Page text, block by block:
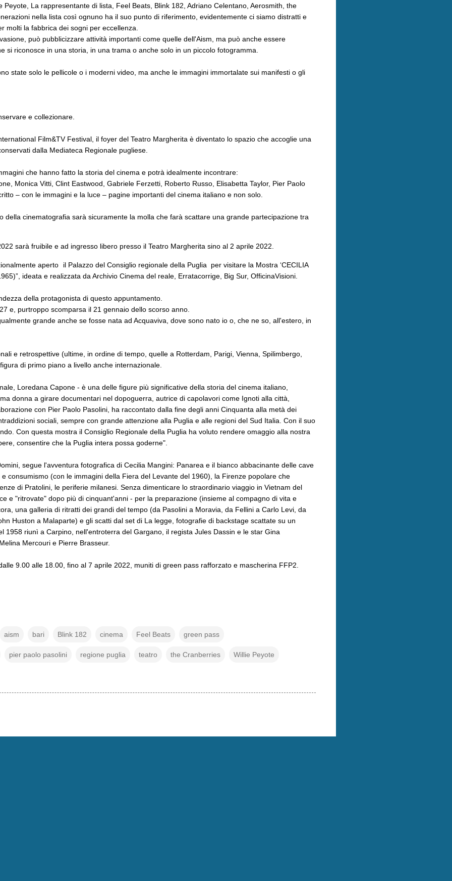
La rappresentante di lista, Feel Beats, Blink 182, Adriano Celentano, Aerosmith, the
nella lista così ognuno ha il suo punto di riferimento, evidentemente ci siamo distratti e
molti la fabbrica dei sogni per eccellenza.
può pubblicizzare attività importanti come quelle dell'Aism, ma può anche essere
si riconosce in una storia, in una trama o anche solo in un piccolo fotogramma.
state solo le pellicole o i moderni video, ma anche le immagini immortalate sui manifesti o gli
e collezionare.
Film&TV Festival, il foyer del Teatro Margherita è diventato lo spazio che accoglie una
dalla Mediateca Regionale pugliese.
che hanno fatto la storia del cinema e potrà idealmente incontrare:
Monica Vitti, Clint Eastwood, Gabriele Ferzetti, Roberto Russo, Elisabetta Taylor, Pier Paolo
– con le immagini e la luce – pagine importanti del cinema italiano e non solo.
della cinematografia sarà sicuramente la molla che farà scattare una grande partecipazione tra
sarà fruibile e ad ingresso libero presso il Teatro Margherita sino al 2 aprile 2022.
aperto
il Palazzo del Consiglio regionale della Puglia per visitare la Mostra ‘CECILIA
ideata e realizzata da Archivio Cinema del reale, Erratacorrige, Big Sur, OfficinaVisioni.
della protagonista di questo appuntamento.
e, purtroppo scomparsa il 21 gennaio dello scorso anno.
grande anche se fosse nata ad Acquaviva, dove sono nato io o, che ne so, all'estero, in
e retrospettive (ultime, in ordine di tempo, quelle a Rotterdam, Parigi, Vienna, Spilimbergo,
di primo piano a livello anche internazionale.
Loredana Capone - è una delle figure più significative della storia del cinema italiano,
donna a girare documentari nel dopoguerra, autrice di capolavori come Ignoti alla città,
con Pier Paolo Pasolini, ha raccontato dalla fine degli anni Cinquanta alla metà dei
sociali, sempre con grande attenzione alla Puglia e alle regioni del Sud Italia. Con il suo
Con questa mostra il Consiglio Regionale della Puglia ha voluto rendere omaggio alla nostra
consentire che la Puglia intera possa goderne".
segue l'avventura fotografica di Cecilia Mangini: Panarea e il bianco abbacinante delle cave
consumismo (con le immagini della Fiera del Levante del 1960), la Firenze popolare che
di Pratolini, le periferie milanesi. Senza dimenticare lo straordinario viaggio in Vietnam del
e "ritrovate" dopo più di cinquant'anni - per la preparazione (insieme al compagno di vita e
una galleria di ritratti dei grandi del tempo (da Pasolini a Moravia, da Fellini a Carlo Levi, da
Huston a Malaparte) e gli scatti dal set di La legge, fotografie di backstage scattate su un
1958 riunì a Carpino, nell'entroterra del Gargano, il regista Jules Dassin e le star Gina
Mercouri e Pierre Brasseur.
9.00 alle 18.00, fino al 7 aprile 2022, muniti di green pass rafforzato e mascherina FFP2.
aism bari Blink 182 cinema Feel Beats green pass
pier paolo pasolini regione puglia teatro the Cranberries Willie Peyote